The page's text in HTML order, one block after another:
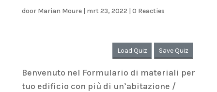
door Marian Moure| mrt 23, 2022 | 0 Reacties
Load Quiz Save Quiz
Benvenuto nel Formulario di materiali per
tuo edificio con più di un’abitazione /